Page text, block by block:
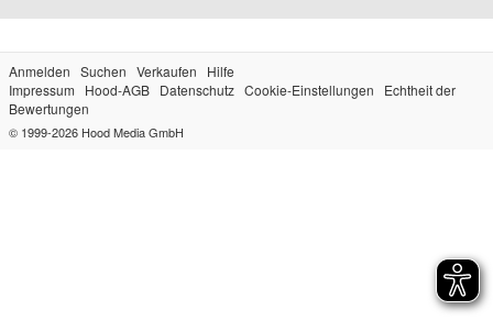
Anmelden Suchen Verkaufen
Hilfe
Impressum
Hood-AGB Datenschutz Cookie-Einstellungen
Echtheit der
Bewertungen
© 1999-2026 Hood Media GmbH